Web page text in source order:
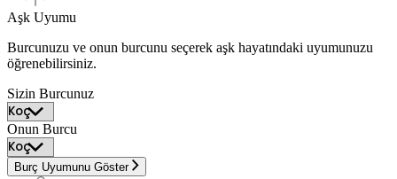
Aşk Uyumu
Burcunuzu ve onun burcunu seçerek aşk hayatındaki uyumunuzu
öğrenebilirsiniz.
Sizin Burcunuz
Onun Burcu
Burç Uyumunu Göster